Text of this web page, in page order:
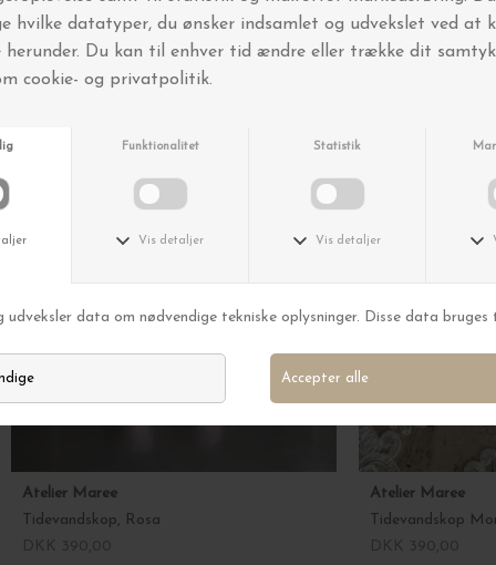
Nyhed
Atelier Maree
Tidevandskop, Rosa
Atelier Maree
Tidevandskop